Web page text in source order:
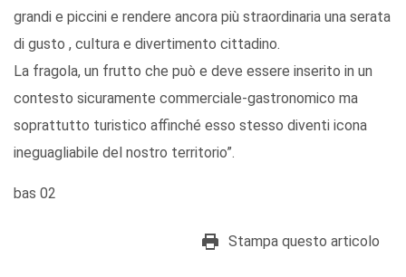
grandi e piccini e rendere ancora più straordinaria una serata
di gusto , cultura e divertimento cittadino.
La fragola, un frutto che può e deve essere inserito in un
contesto sicuramente commerciale-gastronomico ma
soprattutto turistico affinché esso stesso diventi icona
ineguagliabile del nostro territorio”.
bas 02
Stampa questo articolo